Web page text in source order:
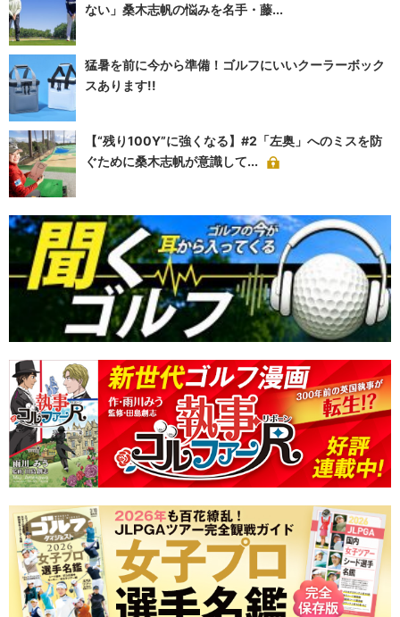
ない」桑木志帆の悩みを名手・藤...
猛暑を前に今から準備！ゴルフにいいクーラーボック
スあります!!
【“残り100Y”に強くなる】#2「左奥」へのミスを防
ぐために桑木志帆が意識して...